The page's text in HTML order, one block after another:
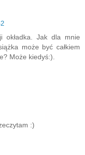
okładka. Jak dla mnie
może być całkiem
Może kiedyś:).
:)